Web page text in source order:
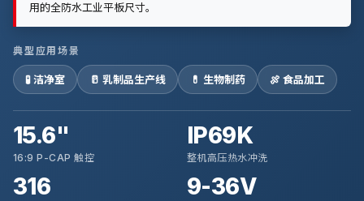
用的全防水工业平板尺寸。
典型应用场景
🧪 洁净室 🥛 乳制品生产线 💊 生物制药 🍖 食品加工
15.6"
16:9 P-CAP 触控
IP69K
整机高压热水冲洗
316 9-36V